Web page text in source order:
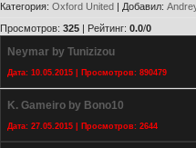
Категория: Oxford United | Добавил:
Просмотров: 325 | Рейтинг: 0.0/0
Neymar by Tunizizou
Дата: 10.05.2015 | Просмотров: 890479
K. Gameiro by Bono10
Дата: 27.05.2015 | Просмотров: 2644